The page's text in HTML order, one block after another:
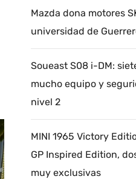
Mazda dona motores
universidad de
Soueast S08 i-DM:
mucho equipo y
nivel 2
MINI 1965 Victory
GP Inspired Edition,
muy exclusivas